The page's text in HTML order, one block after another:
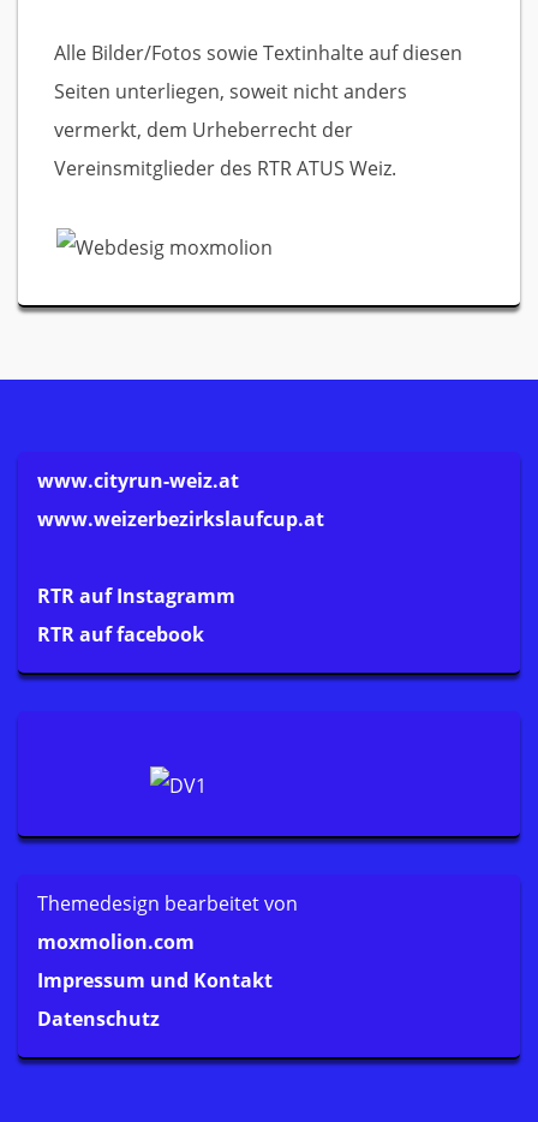
Alle Bilder/Fotos sowie Textinhalte auf diesen
Seiten unterliegen, soweit nicht anders
vermerkt, dem Urheberrecht der
Vereinsmitglieder des RTR ATUS Weiz.
www.cityrun-weiz.at
www.weizerbezirkslaufcup.at
RTR auf Instagramm
RTR auf facebook
Themedesign bearbeitet von
moxmolion.com
Impressum und Kontakt
Datenschutz